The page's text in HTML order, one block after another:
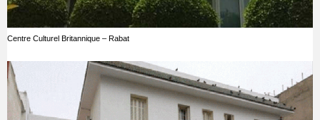
Centre Culturel Britannique – Rabat